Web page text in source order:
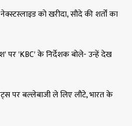
को खरीदा, सौदे की शर्तों का
पर 'KBC' के निर्देशक बोले- उन्हें देख
पर बल्लेबाजी ले लिए लौटे, भारत के